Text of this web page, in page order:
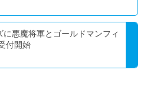
に悪魔将軍とゴールドマンフィ
付開始